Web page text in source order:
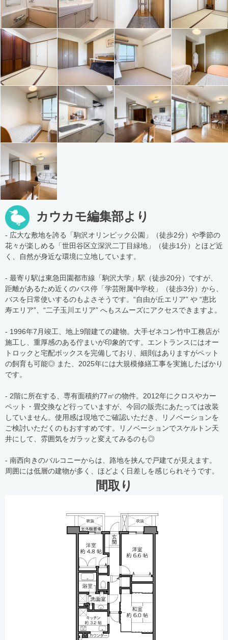
カウカモ編集部より
- 広大な敷地を誇る「駒沢オリンピック公園」（徒歩2分）や季節の
花々が楽しめる「世田谷区立深沢二丁目緑地」（徒歩1分）とほど近
く、自然が身近な環境に立地しています。
- 最寄り駅は東急田園都市線「駒沢大学」駅（徒歩20分）ですが、
距離があるため近くのバス停「学芸附属中学校」（徒歩3分）から、
バスを日常使いするのもよさそうです。“自由が丘エリア” や “恵比
寿エリア”、“二子玉川エリア” へもスムーズにアクセスできますよ。
- 1996年7月竣工、地上9階建ての建物。大手ゼネコン竹中工務店が
施工し、重厚感のある佇まいが印象的です。エントランスにはオー
トロックと宅配ボックスを完備しており、細則はありますがペット
の飼育も可能◎ また、2025年には大規模修繕工事を実施したばかり
です。
- 2階に所在する、専有面積約77㎡の物件。2012年にクロスやカー
ペット・畳交換など行っていますが、今回の販売にあたっては改装
していません。使用感は現地でご確認いただき、リノベーションを
ご検討いただくのもおすすめです。リノベーションでスケルトン天
井にして、雰囲気をガラッと変えてみるのも◎
- 南西向きのバルコニーからは、路地を挟んで戸建てが見えます。
周囲には低層の建物が多く、ほどよく日差しを感じられそうです。
間取り